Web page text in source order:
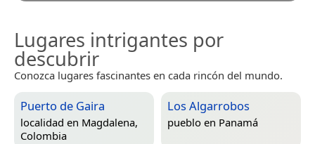
Lugares intrigantes por
descubrir
Conozca lugares fascinantes en cada rincón del mundo.
Puerto de Gaira
localidad en Magdalena,
Colombia
Los Algarrobos
pueblo en Panamá